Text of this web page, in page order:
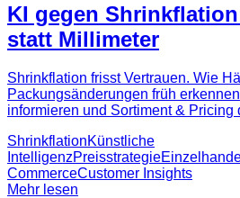
KI gegen
statt Millimeter
Shrinkflation frisst Vertrauen. Wie
Packungsänderungen früh
informieren und Sortiment & Pricing
ShrinkflationKünstliche
IntelligenzPreisstrategie
CommerceCustomer Insights
Mehr lesen